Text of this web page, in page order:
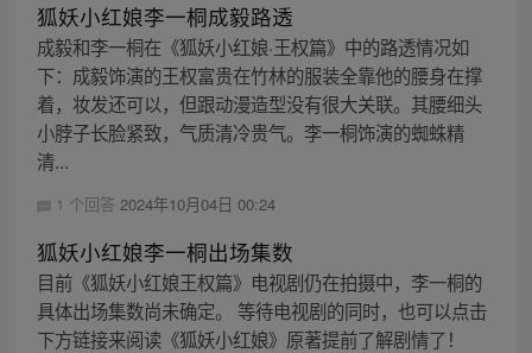
狐妖小红娘李一桐成毅路透
成毅和李一桐在《狐妖小红娘·王权篇》中的路透情况如
下：成毅饰演的王权富贵在竹林的服装全靠他的腰身在撑
着，妆发还可以，但跟动漫造型没有很大关联。其腰细头
小脖子长脸紧致，气质清冷贵气。李一桐饰演的蜘蛛精
清...
1 个回答 2024年10月04日 00:24
狐妖小红娘李一桐出场集数
目前《狐妖小红娘王权篇》电视剧仍在拍摄中，李一桐的
具体出场集数尚未确定。 等待电视剧的同时，也可以点击
下方链接来阅读《狐妖小红娘》原著提前了解剧情了！